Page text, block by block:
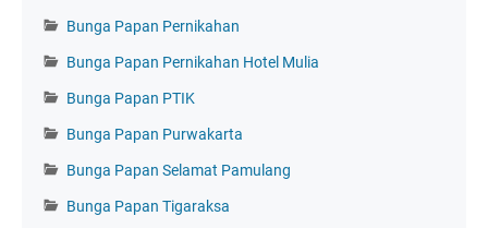
Bunga Papan Pernikahan
Bunga Papan Pernikahan Hotel Mulia
Bunga Papan PTIK
Bunga Papan Purwakarta
Bunga Papan Selamat Pamulang
Bunga Papan Tigaraksa